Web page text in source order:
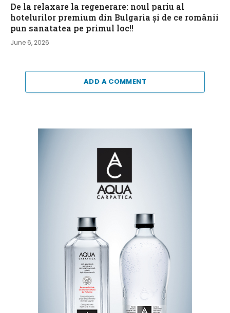
De la relaxare la regenerare: noul pariu al
hotelurilor premium din Bulgaria și de ce românii
pun sanatatea pe primul loc!!
June 6, 2026
ADD A COMMENT